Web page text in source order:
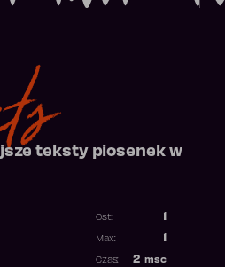
teksty piosenek w
Ost.:
Max:
2 msc
Czas: